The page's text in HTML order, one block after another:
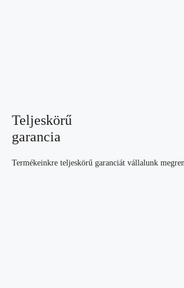
Teljeskörű
garancia
Termékeinkre teljeskörű garanciát vállalunk